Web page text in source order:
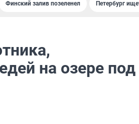
Финский залив позеленел Петербург
на озере под